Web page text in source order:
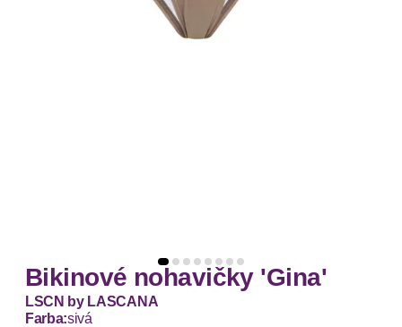
Bikinové nohavičky 'Gina'
LSCN by LASCANA
Farba:sivá